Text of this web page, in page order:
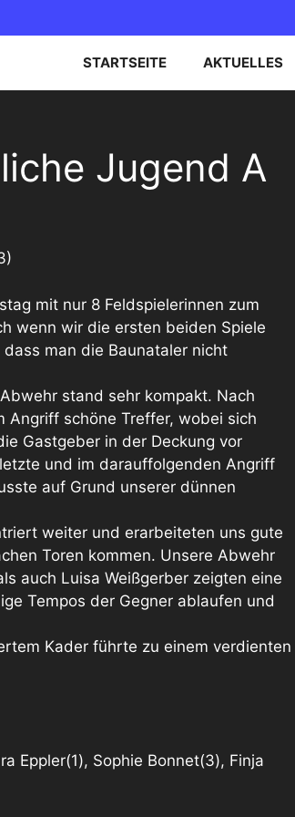
STARTSEITE AKTUELLES
C-JUGEND
Jugend A
mit nur 8 Feldspielerinnen zum
wenn wir die ersten beiden Spiele
man die Baunataler nicht
stand sehr kompakt. Nach
Angriff schöne Treffer, wobei sich
Gastgeber in der Deckung vor
und im darauffolgenden Angriff
auf Grund unserer dünnen
weiter und erarbeiteten uns gute
Toren kommen. Unsere Abwehr
auch Luisa Weißgerber zeigten eine
Tempos der Gegner ablaufen und
Kader führte zu einem verdienten
Eppler(1), Sophie Bonnet(3), Finja